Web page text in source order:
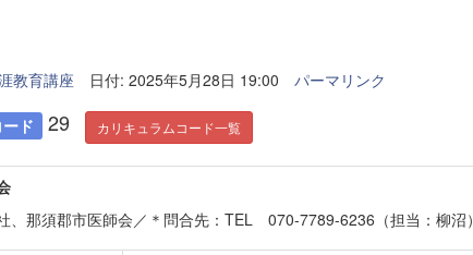
教育講座 日付: 2025年5月28日 19:00 パーマリンク
ド 29 カリキュラムコード一覧
、那須郡市医師会／＊問合先：TEL 070-7789-6236（担当：柳沼）